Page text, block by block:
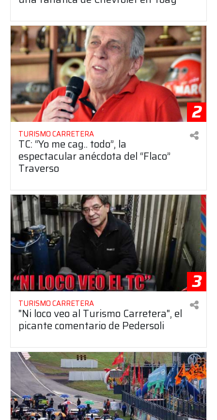
2
TURISMO CARRETERA
TC: “Yo me cag.. todo”, la
espectacular anécdota del “Flaco”
Traverso
3
TURISMO CARRETERA
"Ni loco veo al Turismo Carretera", el
picante comentario de Pedersoli